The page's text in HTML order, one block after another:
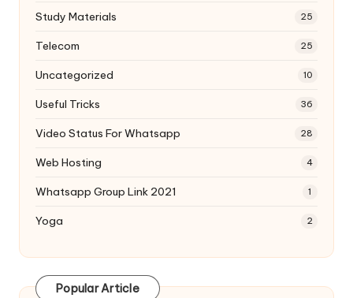
Study Materials 25
Telecom 25
Uncategorized 10
Useful Tricks 36
Video Status For Whatsapp 28
Web Hosting 4
Whatsapp Group Link 2021 1
Yoga 2
Popular Article